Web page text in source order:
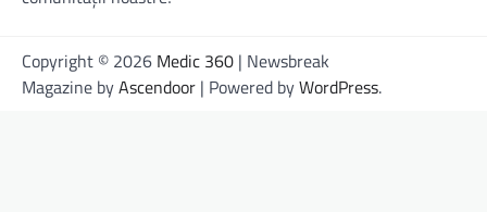
Copyright © 2026 Medic 360 | Newsbreak
Magazine byAscendoor | Powered byWordPress.